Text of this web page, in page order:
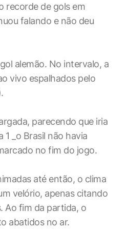
recorde de gols em
falando e não deu
alemão. No intervalo, a
vivo espalhados pelo
parecendo que iria
_o Brasil não havia
no fim do jogo.
até então, o clima
velório, apenas citando
Ao fim da partida, o
abatidos no ar.